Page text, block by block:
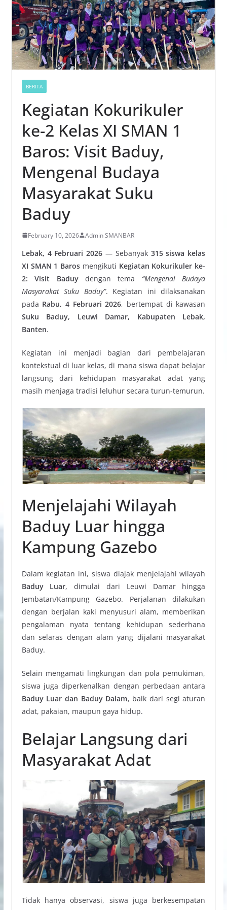
BERITA
Kegiatan Kokurikuler
ke-2 Kelas XI SMAN 1
Baros: Visit Baduy,
Mengenal Budaya
Masyarakat Suku
Baduy
February 10, 2026 Admin SMANBAR
Lebak, 4 Februari 2026 — Sebanyak 315 siswa kelas
XI SMAN 1 Baros mengikuti Kegiatan Kokurikuler ke-
2: Visit Baduydengan tema “Mengenal Budaya
Masyarakat Suku Baduy”. Kegiatan ini dilaksanakan
pada Rabu, 4 Februari 2026, bertempat di kawasan
Suku Baduy, Leuwi Damar, Kabupaten Lebak,
Banten.
Kegiatan ini menjadi bagian dari pembelajaran
kontekstual di luar kelas, di mana siswa dapat belajar
langsung dari kehidupan masyarakat adat yang
masih menjaga tradisi leluhur secara turun-temurun.
Menjelajahi Wilayah
Baduy Luar hingga
Kampung Gazebo
Dalam kegiatan ini, siswa diajak menjelajahi wilayah
Baduy Luar, dimulai dari Leuwi Damar hingga
Jembatan/Kampung Gazebo. Perjalanan dilakukan
dengan berjalan kaki menyusuri alam, memberikan
pengalaman nyata tentang kehidupan sederhana
dan selaras dengan alam yang dijalani masyarakat
Baduy.
Selain mengamati lingkungan dan pola pemukiman,
siswa juga diperkenalkan dengan perbedaan antara
Baduy Luar dan Baduy Dalam, baik dari segi aturan
adat, pakaian, maupun gaya hidup.
Belajar Langsung dari
Masyarakat Adat
Tidak hanya observasi, siswa juga berkesempatan